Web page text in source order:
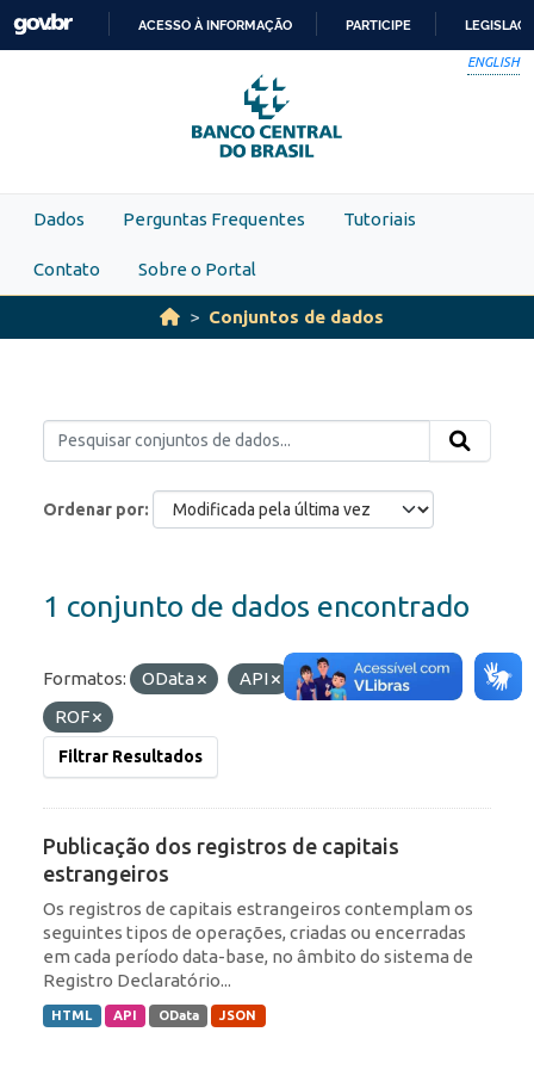
Skip to main content
PARA
O
CONTEÚDO
ACESSO À INFORMAÇÃO PARTICIPE
ENGLISH
Dados Perguntas Frequentes Tutoriais
Contato Sobre o Portal
Conjuntos de dados
Ordenar por
1 conjunto de dados encontrado
Formatos: OData API Etiquetas:
IED
ROF
Filtrar Resultados
Publicação dos registros de capitais
estrangeiros
Os registros de capitais estrangeiros contemplam os
seguintes tipos de operações, criadas ou encerradas
em cada período data-base, no âmbito do sistema de
Registro Declaratório...
HTML API OData JSON